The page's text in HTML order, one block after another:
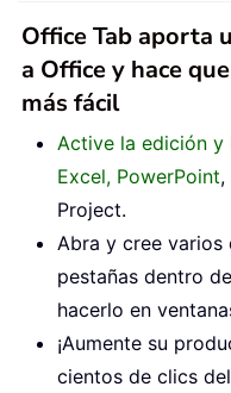
Office Tab aporta
a Office y hace
más fácil
Active la edición y
Excel, PowerPoint,
Project.
Abra y cree varios
pestañas dentro
hacerlo en
¡Aumente su
cientos de clics